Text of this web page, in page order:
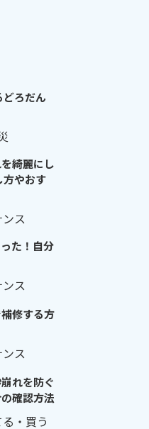
どろだん
綺麗にし
方やおす
ス
た！自分
ス
修する方
ス
れを防ぐ
確認方法
・買う